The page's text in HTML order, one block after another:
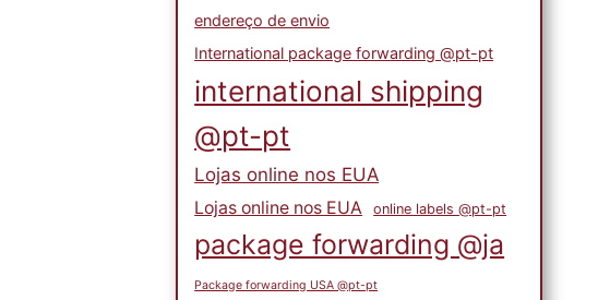
endereço de envio
International package forwarding @pt-pt
international shipping
@pt-pt
Lojas online nos EUA
Lojas online nos EUA online labels @pt-pt
package forwarding @ja
Package forwarding USA @pt-pt